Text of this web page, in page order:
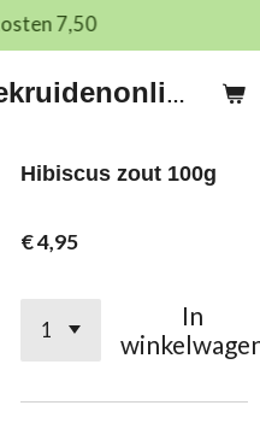
Medicinalekruidenonline.nl
7,50
Hibiscus zout 100g
€ 4,95
In